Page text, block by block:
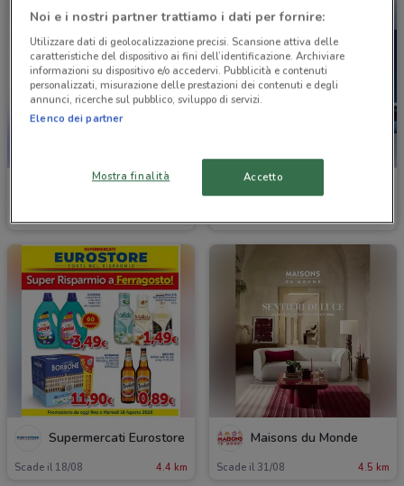
Supermercati Eurostore
Scade il 18/08 4.4 km
Maisons du Monde
Scade il 31/08 4.5 km
Noi e i nostri partner trattiamo i dati per fornire:
Utilizzare dati di geolocalizzazione precisi. Scansione attiva delle
caratteristiche del dispositivo ai fini dell’identificazione. Archiviare
informazioni su dispositivo e/o accedervi. Pubblicità e contenuti
personalizzati, misurazione delle prestazioni dei contenuti e degli
annunci, ricerche sul pubblico, sviluppo di servizi.
Elenco dei partner
Mostra finalità Accetto